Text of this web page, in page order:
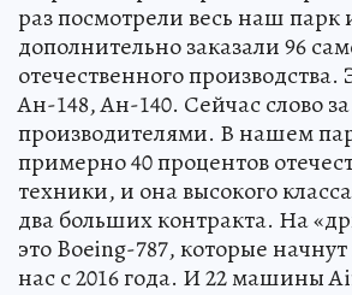
раз посмотрели весь наш парк
дополнительно заказали 96
отечественного
Ан-148, Ан-140. Сейчас слово за
производителями. В нашем
примерно 40 процентов
техники, и она высокого
два больших контракта. На
это Boeing-787, которые начнут
нас с 2016 года. И 22 машины